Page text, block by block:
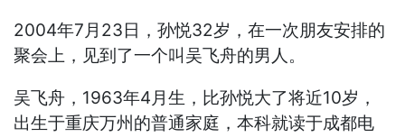
2004年7月23日，孙悦32岁，在一次朋友安排的
聚会上，见到了一个叫吴飞舟的男人。
吴飞舟，1963年4月生，比孙悦大了将近10岁，
出生于重庆万州的普通家庭，本科就读于成都电